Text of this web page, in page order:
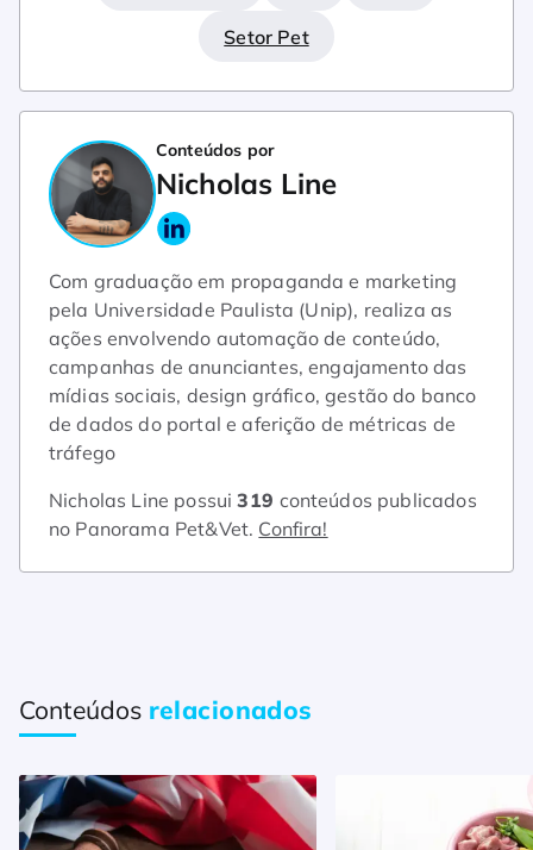
Setor Pet
Conteúdos por
Nicholas Line
Com graduação em propaganda e marketing
pela Universidade Paulista (Unip), realiza as
ações envolvendo automação de conteúdo,
campanhas de anunciantes, engajamento das
mídias sociais, design gráfico, gestão do banco
de dados do portal e aferição de métricas de
tráfego
Nicholas Line possui319 conteúdos publicados
no Panorama Pet&Vet. Confira!
Conteúdos relacionados